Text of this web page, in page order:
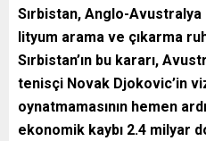
Sırbistan, Anglo-Avustralya
lityum arama ve çıkarma
Sırbistan’ın bu kararı,
tenisçi Novak Djokovic’in
oynatmamasının hemen
ekonomik kaybı 2.4 milyar